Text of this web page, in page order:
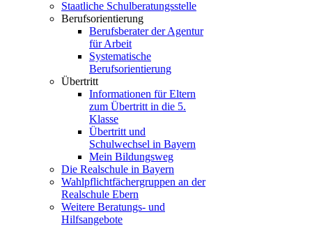
Staatliche Schulberatungsstelle
Berufsorientierung
Berufsberater der Agentur
für Arbeit
Systematische
Berufsorientierung
Übertritt
Informationen für Eltern
zum Übertritt in die 5.
Klasse
Übertritt und
Schulwechsel in Bayern
Mein Bildungsweg
Die Realschule in Bayern
Wahlpflichtfächergruppen an der
Realschule Ebern
Weitere Beratungs- und
Hilfsangebote